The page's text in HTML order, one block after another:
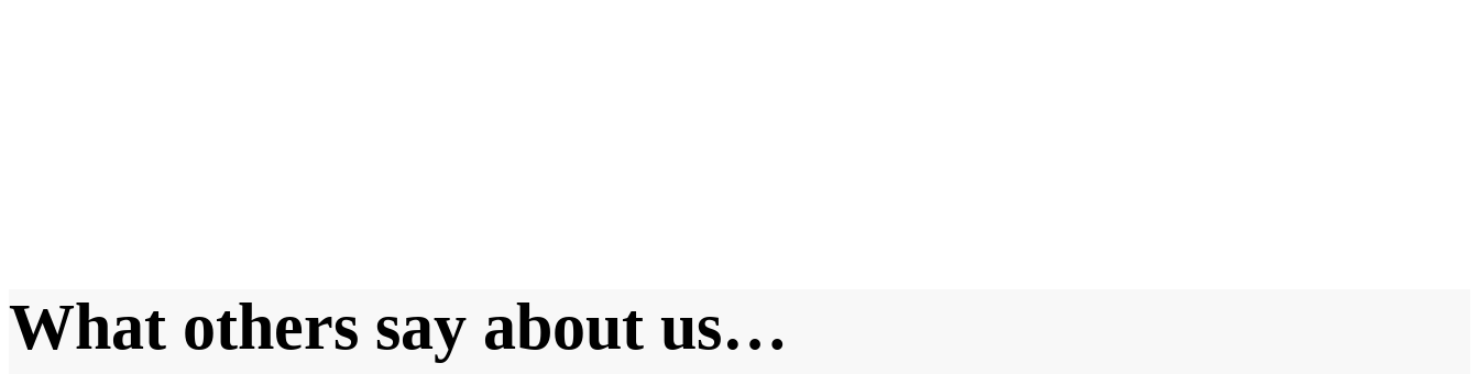
What others say about us…